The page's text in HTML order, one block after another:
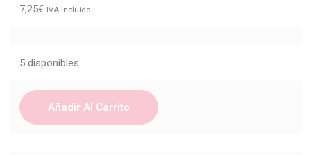
7,25€ IVA Incluido
5 disponibles
Añadir Al Carrito